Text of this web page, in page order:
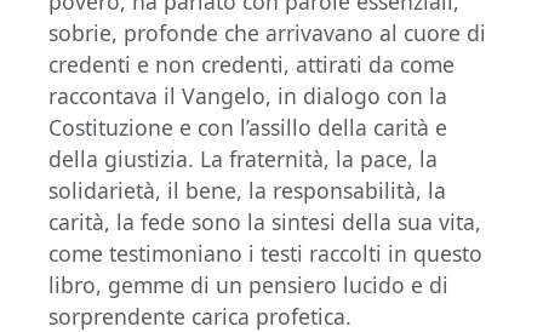
sobrie, profonde che arrivavano al cuore di
credenti e non credenti, attirati da come
raccontava il Vangelo, in dialogo con la
Costituzione e con l’assillo della carità e
della giustizia. La fraternità, la pace, la
solidarietà, il bene, la responsabilità, la
carità, la fede sono la sintesi della sua vita,
come testimoniano i testi raccolti in questo
libro, gemme di un pensiero lucido e di
sorprendente carica profetica.